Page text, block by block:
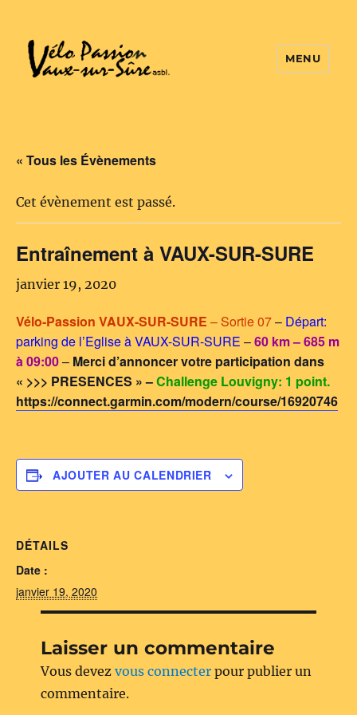
MENU
« Tous les Évènements
Cet évènement est passé.
Entraînement à VAUX-SUR-SURE
janvier 19, 2020
Vélo-Passion VAUX-SUR-SURE – Sortie 07– Départ:
parking de l’Eglise à VAUX-SUR-SURE –60 km – 685 m
à 09:00– Merci d’annoncer votre participation dans
« >>> PRESENCES » –Challenge Louvigny: 1 point.
https://connect.garmin.com/modern/course/16920746
AJOUTER AU CALENDRIER
DÉTAILS
Date :
janvier 19, 2020
Laisser un commentaire
Vous devezvous connecter pour publier un
commentaire.